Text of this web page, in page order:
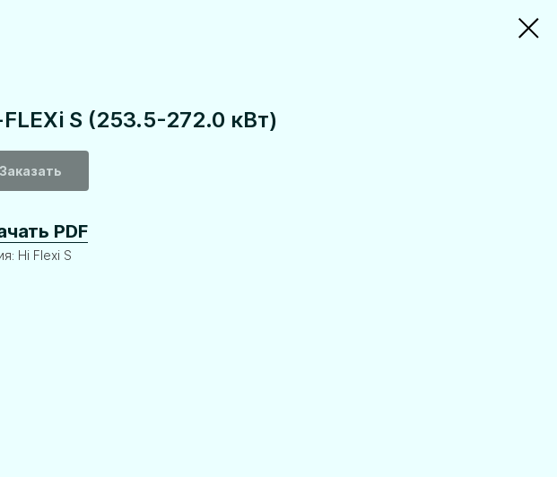
S (253.5-272.0 кВт)
Заказать
PDF
Hi Flexi S